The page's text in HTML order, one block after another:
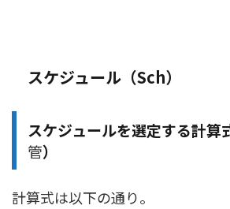
スケジュール（Sch）
スケジュールを選定する計算
管）
計算式は以下の通り。